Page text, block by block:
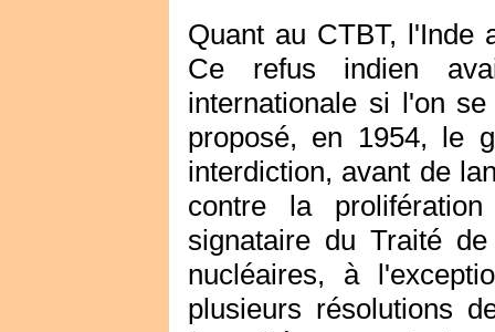
Quant au CTBT, l'Inde
Ce refus indien
internationale si l'on
proposé, en 1954, le
interdiction, avant de
contre la
signataire du Traité
nucléaires, à
plusieurs résolutions